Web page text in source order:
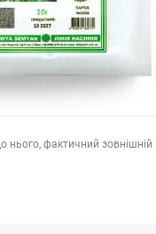
нього, фактичний